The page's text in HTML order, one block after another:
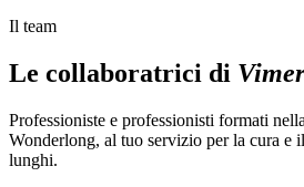
Il team
Le collaboratrici di
Professioniste e professionisti formati
Wonderlong, al tuo servizio per la cura e
lunghi.